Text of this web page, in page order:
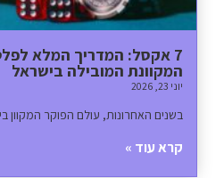
7 אקסל: המדריך המלא
המקוונת המובילה בישראל
יוני 23, 2026
בשנים האחרונות, עולם הפוקר
קרא עוד »